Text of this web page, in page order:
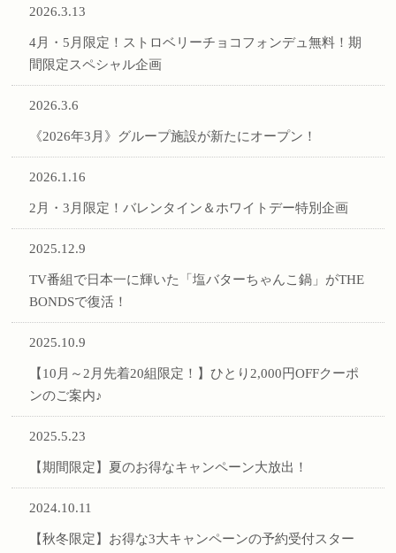
2026.3.13
4月・5月限定！ストロベリーチョコフォンデュ無料！期
間限定スペシャル企画
2026.3.6
《2026年3月》グループ施設が新たにオープン！
2026.1.16
2月・3月限定！バレンタイン＆ホワイトデー特別企画
2025.12.9
TV番組で日本一に輝いた「塩バターちゃんこ鍋」がTHE
BONDSで復活！
2025.10.9
【10月～2月先着20組限定！】ひとり2,000円OFFクーポ
ンのご案内♪
2025.5.23
【期間限定】夏のお得なキャンペーン大放出！
2024.10.11
【秋冬限定】お得な3大キャンペーンの予約受付スター